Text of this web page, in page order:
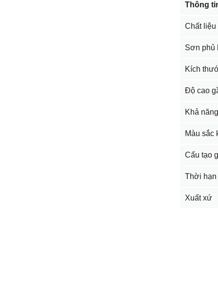
Thông
Chất
Sơn phủ
Kích
Độ cao
Khả
Màu sắc
Cấu tạo
Thời hạn
Xuất xứ